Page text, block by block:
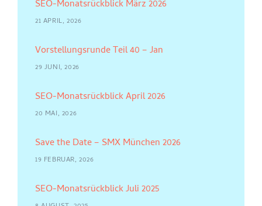
SEO-Monatsrückblick März 2026
21 APRIL, 2026
Vorstellungsrunde Teil 40 – Jan
29 JUNI, 2026
SEO-Monatsrückblick April 2026
20 MAI, 2026
Save the Date – SMX München 2026
19 FEBRUAR, 2026
SEO-Monatsrückblick Juli 2025